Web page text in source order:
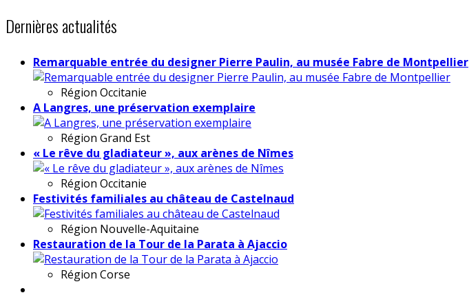
Dernières actualités
Remarquable entrée du designer Pierre Paulin, au musée Fabre de Montpellier
Région Occitanie
A Langres, une préservation exemplaire
Région Grand Est
« Le rêve du gladiateur », aux arènes de Nîmes
Région Occitanie
Festivités familiales au château de Castelnaud
Région Nouvelle-Aquitaine
Restauration de la Tour de la Parata à Ajaccio
Région Corse